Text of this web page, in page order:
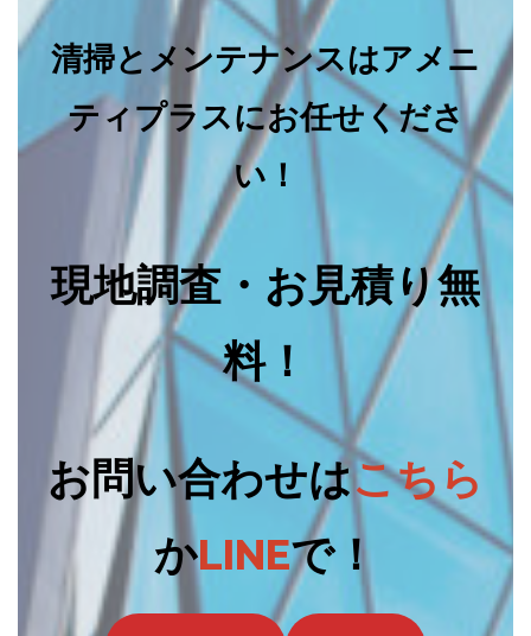
清掃とメンテナンスはアメニ
ティプラスにお任せくださ
い！
現地調査・お見積り無
料！
お問い合わせはこちら
かLINEで！